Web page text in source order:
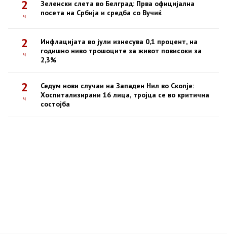
2
ч
Зеленски слета во Белград: Прва официјална
посета на Србија и средба со Вучиќ
2
ч
Инфлацијата во јули изнесува 0,1 процент, на
годишно ниво трошоците за живот повисоки за
2,3%
2
ч
Седум нови случаи на Западен Нил во Скопје:
Хоспитализирани 16 лица, тројца се во критична
состојба